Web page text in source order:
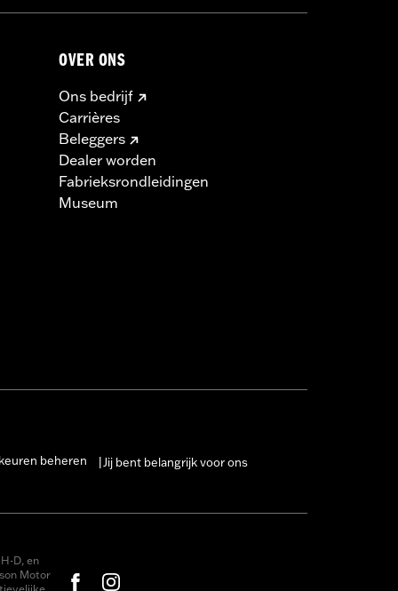
het elektrische systeem van je
gebruiken.
OVER ONS
Ons bedrijf
Carrières
Beleggers
Dealer worden
Fabrieksrondleidingen
Museum
beheren Jij bent belangrijk voor ons
D, en
Motor